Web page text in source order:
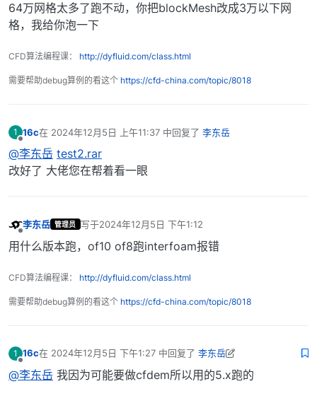
64万网格太多了跑不动，你把blockMesh改成3万以下网
格，我给你泡一下
CFD算法编程课： http://dyfluid.com/class.html
需要帮助debug算例的看这个 https://cfd-china.com/topic/8018
1
离线
16c在 2024年12月5日 上午11:37 中回复了 李东岳
最后由 编辑
@李东岳 test2.rar
改好了 大佬您在帮着看一眼
李东岳 管理员 写于2024年12月5日 下午1:12
最后由 编辑
用什么版本跑，of10 of8跑interfoam报错
CFD算法编程课： http://dyfluid.com/class.html
需要帮助debug算例的看这个 https://cfd-china.com/topic/8018
1 16c在 2024年12月5日 下午1:27 中回复了 李东岳
最后由 16c 编辑2024年12月5日 下午9:28
@李东岳 我因为可能要做cfdem所以用的5.x跑的